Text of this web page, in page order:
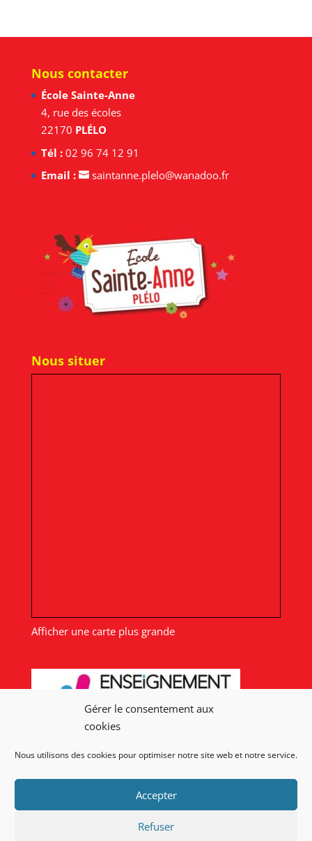
Gérer le consentement aux
cookies
Nous utilisons des cookies pour optimiser notre site web et notre service.
Accepter
Refuser
Nous contacter
École Sainte-Anne
4, rue des écoles
22170 PLÉLO
Tél :02 96 74 12 91
Email :
saintanne.plelo@wanadoo.fr
Nous situer
Afficher une carte plus grande
Nos liens